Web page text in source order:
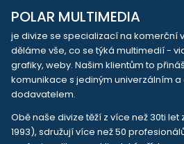
POLAR MULTIMEDIA
je divize se specializací na komerční
děláme vše, co se týká multimedií -
grafiky, weby. Našim klientům to
komunikace s jediným univerzálním
dodavatelem.
Obě naše divize těží z více než 30ti
1993), sdružují více než 50